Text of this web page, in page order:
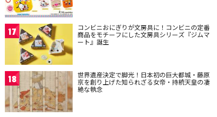
17 コンビニおにぎりが文房具に！コンビニの定番
商品をモチーフにした文房具シリーズ『ジムマ
ート』誕生
18 世界遺産決定で脚光！日本初の巨大都城・藤原
京を創り上げた知られざる女帝・持統天皇の凄
絶な執念